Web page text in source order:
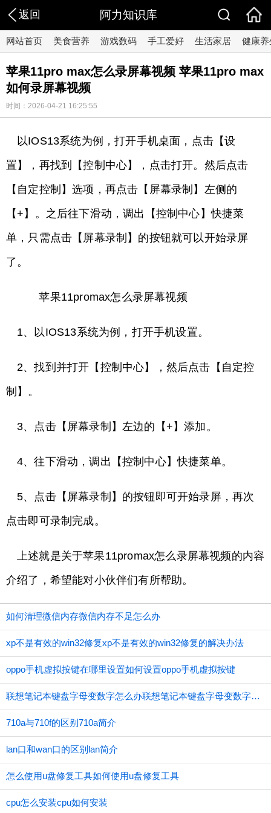
返回 阿力知识库
网站首页 美食营养 游戏数码 手工爱好 生活家居 健康养
苹果11pro max怎么录屏幕视频 苹果11pro max
如何录屏幕视频
时间：2026-04-21 16:25:55
以IOS13系统为例，打开手机桌面，点击【设
置】，再找到【控制中心】，点击打开。然后点击
【自定控制】选项，再点击【屏幕录制】左侧的
【+】。之后往下滑动，调出【控制中心】快捷菜
单，只需点击【屏幕录制】的按钮就可以开始录屏
了。
苹果11promax怎么录屏幕视频
1、以IOS13系统为例，打开手机设置。
2、找到并打开【控制中心】，然后点击【自定控
制】。
3、点击【屏幕录制】左边的【+】添加。
4、往下滑动，调出【控制中心】快捷菜单。
5、点击【屏幕录制】的按钮即可开始录屏，再次
点击即可录制完成。
上述就是关于苹果11promax怎么录屏幕视频的内容
介绍了，希望能对小伙伴们有所帮助。
如何清理微信内存微信内存不足怎么办
xp不是有效的win32修复xp不是有效的win32修复的解决办法
oppo手机虚拟按键在哪里设置如何设置oppo手机虚拟按键
联想笔记本键盘字母变数字怎么办联想笔记本键盘字母变数字应如何办
710a与710f的区别710a简介
lan口和wan口的区别lan简介
怎么使用u盘修复工具如何使用u盘修复工具
cpu怎么安装cpu如何安装